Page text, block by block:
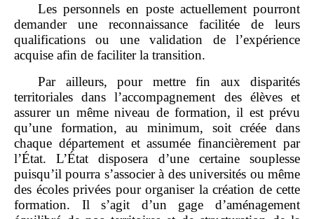
Les personnels en poste actuellement pourront
demander une reconnaissance facilitée de leurs
qualifications ou une validation de l’expérience
acquise afin de faciliter la transition.
Par ailleurs, pour mettre fin aux disparités
territoriales dans l’accompagnement des élèves et
assurer un même niveau de formation, il est prévu
qu’une formation, au minimum, soit créée dans
chaque département et assumée financièrement par
l’État. L’État disposera d’une certaine souplesse
puisqu’il pourra s’associer à des universités ou même
des écoles privées pour organiser la création de cette
formation. Il s’agit d’un gage d’aménagement